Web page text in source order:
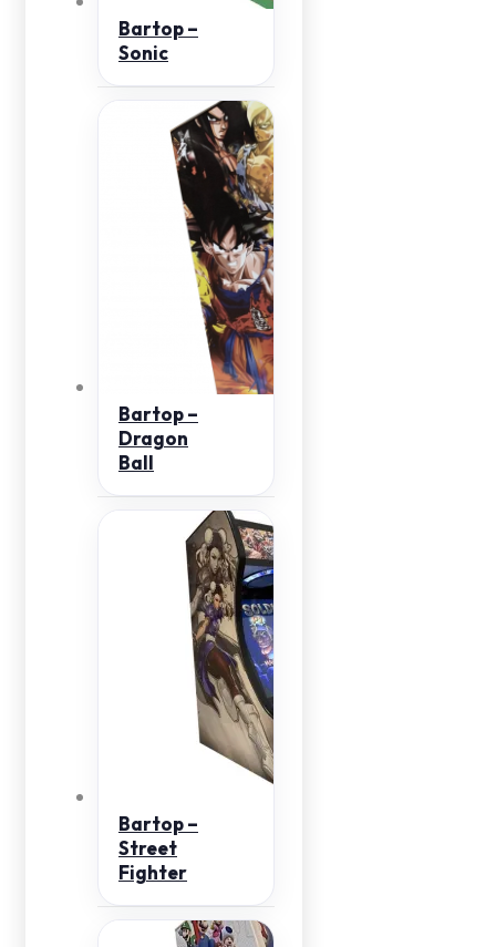
Bartop –
Sonic
Bartop –
Dragon
Ball
Bartop –
Street
Fighter